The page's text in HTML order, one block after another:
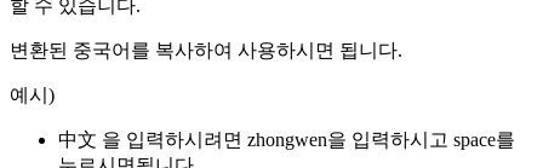
할 수 있습니다.
변환된 중국어를 복사하여 사용하시면 됩니다.
예시)
中文 을 입력하시려면 zhongwen을 입력하시고 space를